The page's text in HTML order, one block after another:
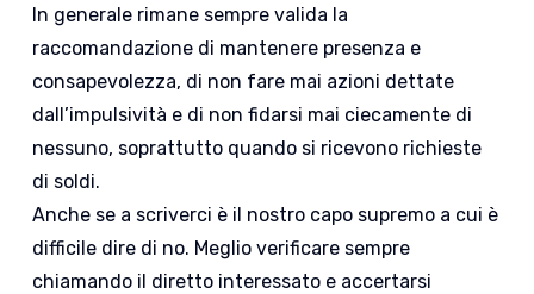
In generale rimane sempre valida la
raccomandazione di mantenere presenza e
consapevolezza, di non fare mai azioni dettate
dall’impulsività e di non fidarsi mai ciecamente di
nessuno, soprattutto quando si ricevono richieste
di soldi.
Anche se a scriverci è il nostro capo supremo a cui è
difficile dire di no. Meglio verificare sempre
chiamando il diretto interessato e accertarsi